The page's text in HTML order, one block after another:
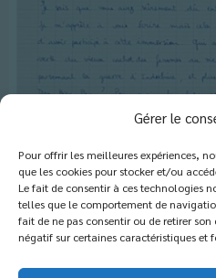
Gérer le
Pour offrir les meilleures expériences,
que les cookies pour stocker et/ou
Le fait de consentir à ces technologies
telles que le comportement de
fait de ne pas consentir ou de retirer
négatif sur certaines caractéristiques et